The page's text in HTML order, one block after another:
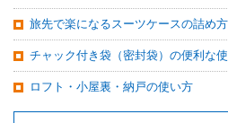
旅先で楽になるスーツケースの詰め方
チャック付き袋（密封袋）の便利な
ロフト・小屋裏・納戸の使い方